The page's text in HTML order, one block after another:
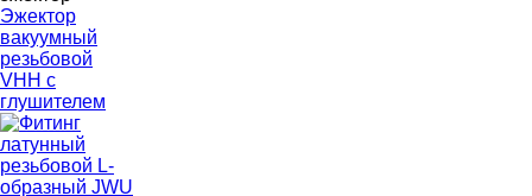
Эжектор
вакуумный
резьбовой
VHH с
глушителем